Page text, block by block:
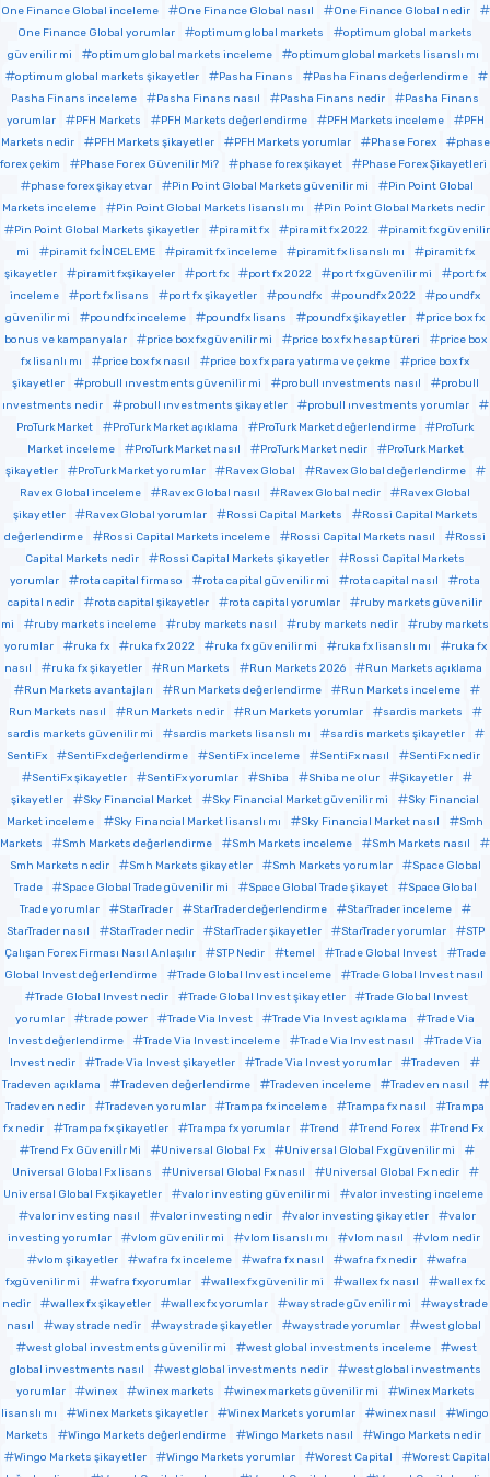
One Finance Global inceleme
One Finance Global nasıl
One Finance Global nedir
One Finance Global yorumlar
optimum global markets
optimum global markets
güvenilir mi
optimum global markets inceleme
optimum global markets lisanslı mı
optimum global markets şikayetler
Pasha Finans
Pasha Finans değerlendirme
Pasha Finans inceleme
Pasha Finans nasıl Pasha Finans nedir
Pasha Finans
yorumlar
PFH Markets PFH Markets değerlendirme PFH Markets inceleme
PFH
Markets nedir
PFH Markets şikayetler PFH Markets yorumlar Phase Forex
phase
forex çekim
Phase Forex Güvenilir Mi? phase forex şikayet
Phase Forex Şikayetleri
phase forex şikayetvar
Pin Point Global Markets güvenilir mi
Pin Point Global
Markets inceleme
Pin Point Global Markets lisanslı mı
Pin Point Global Markets nedir
Pin Point Global Markets şikayetler
piramit fx piramit fx 2022
piramit fx güvenilir
mi
piramit fx İNCELEME piramit fx inceleme piramit fx lisanslı mı
piramit fx
şikayetler
piramit fxşikayeler port fx port fx 2022 port fx güvenilir mi
port fx
inceleme
port fx lisans port fx şikayetler poundfx poundfx 2022
poundfx
güvenilir mi
poundfx inceleme poundfx lisans poundfx şikayetler
price box fx
bonus ve kampanyalar
price box fx güvenilir mi price box fx hesap türeri
price box
fx lisanlı mı
price box fx nasıl price box fx para yatırma ve çekme
price box fx
şikayetler
probull ınvestments güvenilir mi probull ınvestments nasıl
probull
ınvestments nedir
probull ınvestments şikayetler
probull ınvestments yorumlar
ProTurk Market
ProTurk Market açıklama ProTurk Market değerlendirme
ProTurk
Market inceleme
ProTurk Market nasıl ProTurk Market nedir
ProTurk Market
şikayetler
ProTurk Market yorumlar Ravex Global
Ravex Global değerlendirme
Ravex Global inceleme
Ravex Global nasıl Ravex Global nedir
Ravex Global
şikayetler
Ravex Global yorumlar Rossi Capital Markets
Rossi Capital Markets
değerlendirme
Rossi Capital Markets inceleme Rossi Capital Markets nasıl
Rossi
Capital Markets nedir
Rossi Capital Markets şikayetler
Rossi Capital Markets
yorumlar
rota capital firmaso rota capital güvenilir mi rota capital nasıl
rota
capital nedir
rota capital şikayetler rota capital yorumlar
ruby markets güvenilir
mi
ruby markets inceleme ruby markets nasıl ruby markets nedir
ruby markets
yorumlar
ruka fx ruka fx 2022 ruka fx güvenilir mi ruka fx lisanslı mı
ruka fx
nasıl
ruka fx şikayetler Run Markets Run Markets 2026
Run Markets açıklama
Run Markets avantajları
Run Markets değerlendirme
Run Markets inceleme
Run Markets nasıl
Run Markets nedir Run Markets yorumlar
sardis markets
sardis markets güvenilir mi
sardis markets lisanslı mı
sardis markets şikayetler
SentiFx
SentiFx değerlendirme SentiFx inceleme SentiFx nasıl
SentiFx nedir
SentiFx şikayetler
SentiFx yorumlar Shiba Shiba ne olur
Şikayetler
şikayetler
Sky Financial Market Sky Financial Market güvenilir mi
Sky Financial
Market inceleme
Sky Financial Market lisanslı mı Sky Financial Market nasıl
Smh
Markets
Smh Markets değerlendirme Smh Markets inceleme
Smh Markets nasıl
Smh Markets nedir
Smh Markets şikayetler Smh Markets yorumlar
Space Global
Trade
Space Global Trade güvenilir mi Space Global Trade şikayet
Space Global
Trade yorumlar
StarTrader StarTrader değerlendirme
StarTrader inceleme
StarTrader nasıl
StarTrader nedir StarTrader şikayetler StarTrader yorumlar
STP
Çalışan Forex Firması Nasıl Anlaşılır
STP Nedir temel Trade Global Invest
Trade
Global Invest değerlendirme
Trade Global Invest inceleme
Trade Global Invest nasıl
Trade Global Invest nedir
Trade Global Invest şikayetler
Trade Global Invest
yorumlar
trade power Trade Via Invest Trade Via Invest açıklama
Trade Via
Invest değerlendirme
Trade Via Invest inceleme Trade Via Invest nasıl
Trade Via
Invest nedir
Trade Via Invest şikayetler Trade Via Invest yorumlar
Tradeven
Tradeven açıklama
Tradeven değerlendirme Tradeven inceleme
Tradeven nasıl
Tradeven nedir
Tradeven yorumlar Trampa fx inceleme Trampa fx nasıl
Trampa
fx nedir
Trampa fx şikayetler Trampa fx yorumlar Trend Trend Forex
Trend Fx
Trend Fx Güvenilİr Mi
Universal Global Fx
Universal Global Fx güvenilir mi
Universal Global Fx lisans
Universal Global Fx nasıl
Universal Global Fx nedir
Universal Global Fx şikayetler
valor investing güvenilir mi
valor investing inceleme
valor investing nasıl
valor investing nedir valor investing şikayetler
valor
investing yorumlar
vlom güvenilir mi vlom lisanslı mı vlom nasıl
vlom nedir
vlom şikayetler
wafra fx inceleme wafra fx nasıl wafra fx nedir
wafra
fxgüvenilir mi
wafra fxyorumlar wallex fx güvenilir mi wallex fx nasıl
wallex fx
nedir
wallex fx şikayetler wallex fx yorumlar waystrade güvenilir mi
waystrade
nasıl
waystrade nedir waystrade şikayetler waystrade yorumlar
west global
west global investments güvenilir mi
west global investments inceleme
west
global investments nasıl
west global investments nedir
west global investments
yorumlar
winex winex markets winex markets güvenilir mi
Winex Markets
lisanslı mı
Winex Markets şikayetler Winex Markets yorumlar winex nasıl
Wingo
Markets
Wingo Markets değerlendirme Wingo Markets nasıl
Wingo Markets nedir
Wingo Markets şikayetler
Wingo Markets yorumlar Worest Capital
Worest Capital